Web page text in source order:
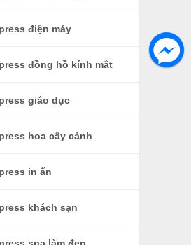
điện máy
đồng hồ kính mắt
giáo dục
hoa cây cảnh
in ấn
khách sạn